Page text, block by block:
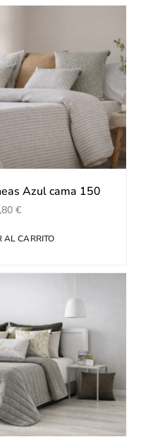
Azul cama 150
€
AL CARRITO